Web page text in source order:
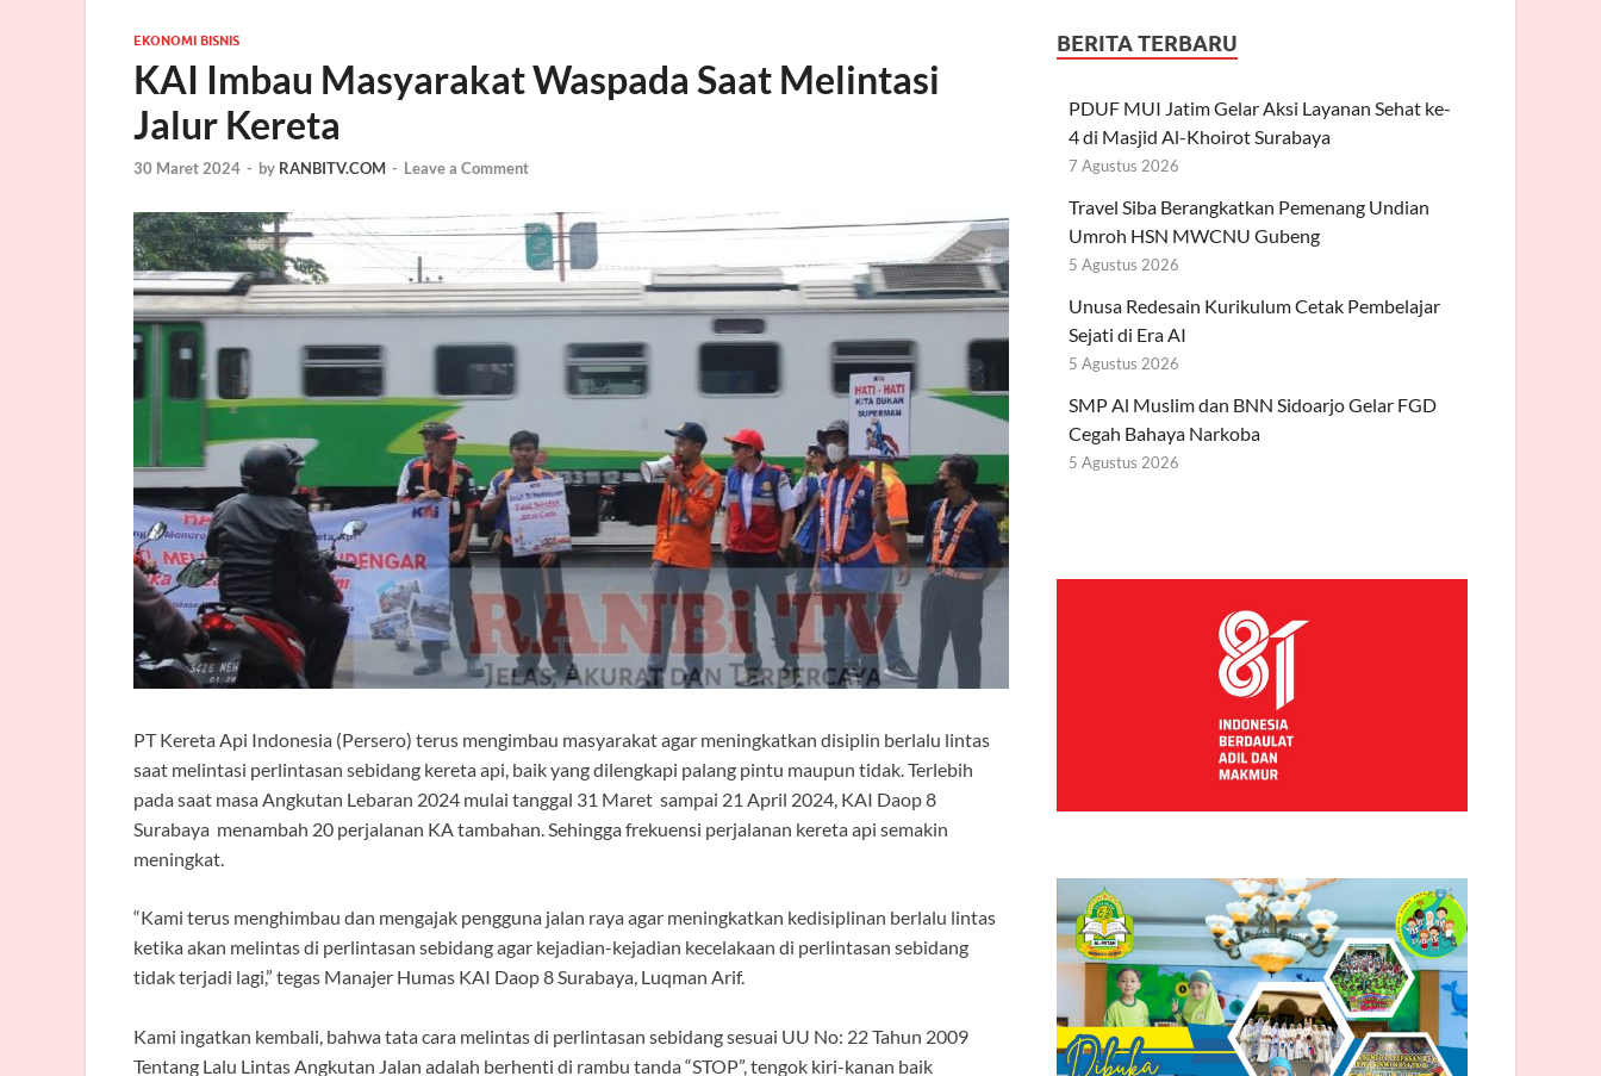
EKONOMI BISNIS
KAI Imbau Masyarakat Waspada Saat Melintasi
Jalur Kereta
30 Maret 2024 - by RANBITV.COM - Leave a Comment
PT Kereta Api Indonesia (Persero) terus mengimbau masyarakat agar meningkatkan disiplin berlalu lintas
saat melintasi perlintasan sebidang kereta api, baik yang dilengkapi palang pintu maupun tidak. Terlebih
pada saat masa Angkutan Lebaran 2024 mulai tanggal 31 Maret sampai 21 April 2024, KAI Daop 8
Surabaya menambah 20 perjalanan KA tambahan. Sehingga frekuensi perjalanan kereta api semakin
meningkat.
“Kami terus menghimbau dan mengajak pengguna jalan raya agar meningkatkan kedisiplinan berlalu lintas
ketika akan melintas di perlintasan sebidang agar kejadian-kejadian kecelakaan di perlintasan sebidang
tidak terjadi lagi,” tegas Manajer Humas KAI Daop 8 Surabaya, Luqman Arif.
Kami ingatkan kembali, bahwa tata cara melintas di perlintasan sebidang sesuai UU No: 22 Tahun 2009
Tentang Lalu Lintas Angkutan Jalan adalah berhenti di rambu tanda “STOP”, tengok kiri-kanan baik
BERITA TERBARU
PDUF MUI Jatim Gelar Aksi Layanan Sehat ke-
4 di Masjid Al-Khoirot Surabaya
7 Agustus 2026
Travel Siba Berangkatkan Pemenang Undian
Umroh HSN MWCNU Gubeng
5 Agustus 2026
Unusa Redesain Kurikulum Cetak Pembelajar
Sejati di Era AI
5 Agustus 2026
SMP Al Muslim dan BNN Sidoarjo Gelar FGD
Cegah Bahaya Narkoba
5 Agustus 2026